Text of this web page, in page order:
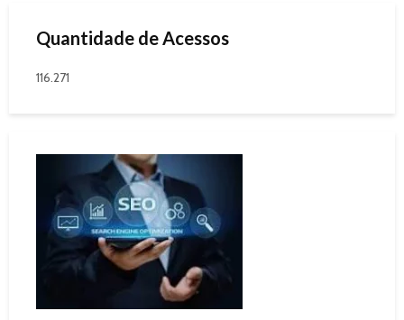
Quantidade de Acessos
116.271